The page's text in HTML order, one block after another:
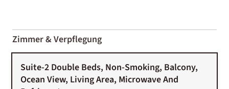
01-02
Zimmer & Verpflegung
Suite-2 Double Beds, Non-Smoking, Balcony,
Ocean View, Living Area, Microwave And